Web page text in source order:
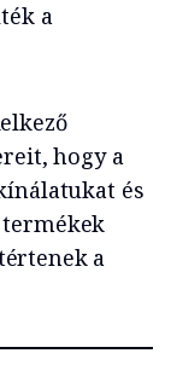
a
hogy a
és
termékek
a